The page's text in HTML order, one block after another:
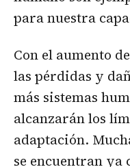
para nuestra
Con el aumento
las pérdidas y
más sistemas
alcanzarán los
adaptación.
se encuentran ya